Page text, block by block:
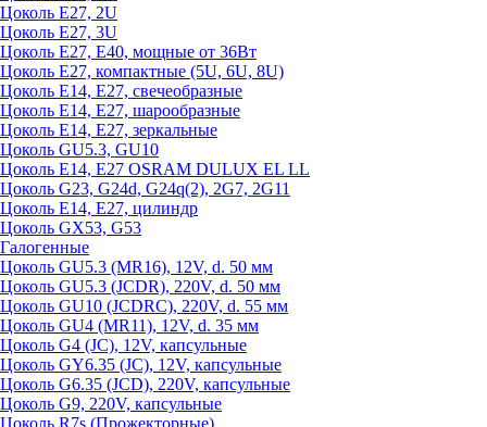
Цоколь Е27, 2U
Цоколь Е27, 3U
Цоколь Е27, Е40, мощные от 36Вт
Цоколь Е27, компактные (5U, 6U, 8U)
Цоколь Е14, Е27, свечеобразные
Цоколь Е14, Е27, шарообразные
Цоколь Е14, Е27, зеркальные
Цоколь GU5.3, GU10
Цоколь Е14, Е27 OSRAM DULUX EL LL
Цоколь G23, G24d, G24q(2), 2G7, 2G11
Цоколь Е14, Е27, цилиндр
Цоколь GX53, G53
Галогенные
Цоколь GU5.3 (MR16), 12V, d. 50 мм
Цоколь GU5.3 (JCDR), 220V, d. 50 мм
Цоколь GU10 (JCDRC), 220V, d. 55 мм
Цоколь GU4 (MR11), 12V, d. 35 мм
Цоколь G4 (JC), 12V, капсульные
Цоколь GY6.35 (JC), 12V, капсульные
Цоколь G6.35 (JCD), 220V, капсульные
Цоколь G9, 220V, капсульные
Цоколь R7s (Прожекторные)